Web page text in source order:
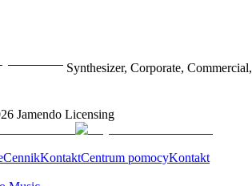
Synthesizer, Corporate,
Jamendo Licensing
CennikKontaktCentrum pomocyKontakt